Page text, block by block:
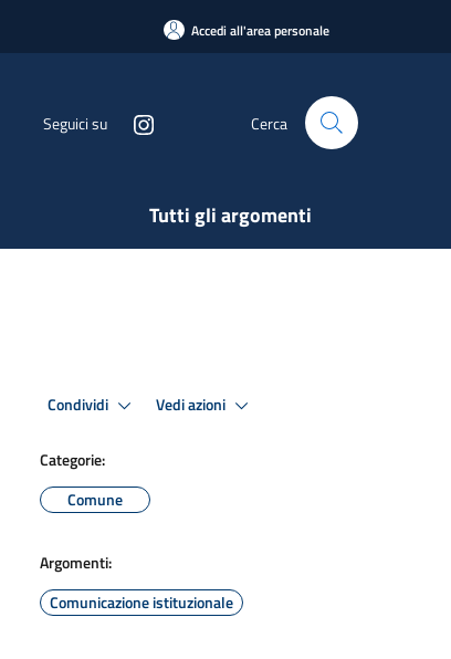
Accedi all'area personale
Seguici su Cerca
Tutti gli argomenti
Condividi Vedi azioni
Categorie:
Comune
Argomenti:
Comunicazione istituzionale